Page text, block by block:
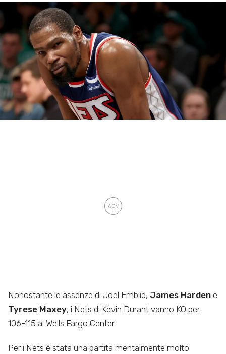
Nonostante le assenze di Joel Embiid, James Harden e
Tyrese Maxey, i Nets di Kevin Durant vanno KO per
106-115 al Wells Fargo Center.
Per i Nets è stata una partita mentalmente molto